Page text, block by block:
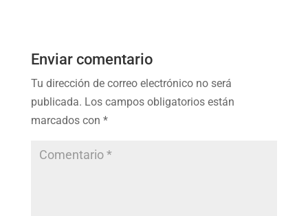
Enviar comentario
Tu dirección de correo electrónico no será
publicada. Los campos obligatorios están
marcados con *